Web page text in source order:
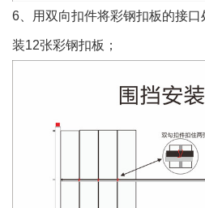
6、用双向扣件将彩钢扣板的接
装12张彩钢扣板；